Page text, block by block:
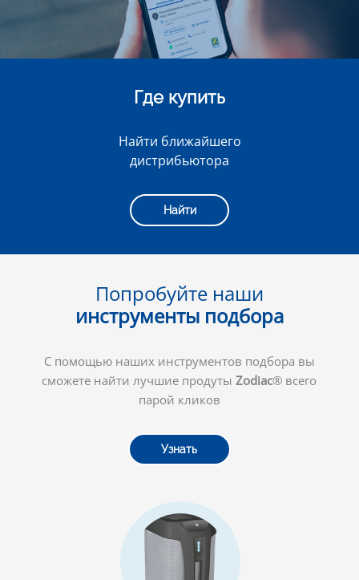
Где купить
Найти ближайшего
дистрибьютора
Найти
Попробуйте наши
инструменты подбора
С помощью наших инструментов подбора вы
сможете найти лучшие продутыZodiac® всего
парой кликов
Узнать